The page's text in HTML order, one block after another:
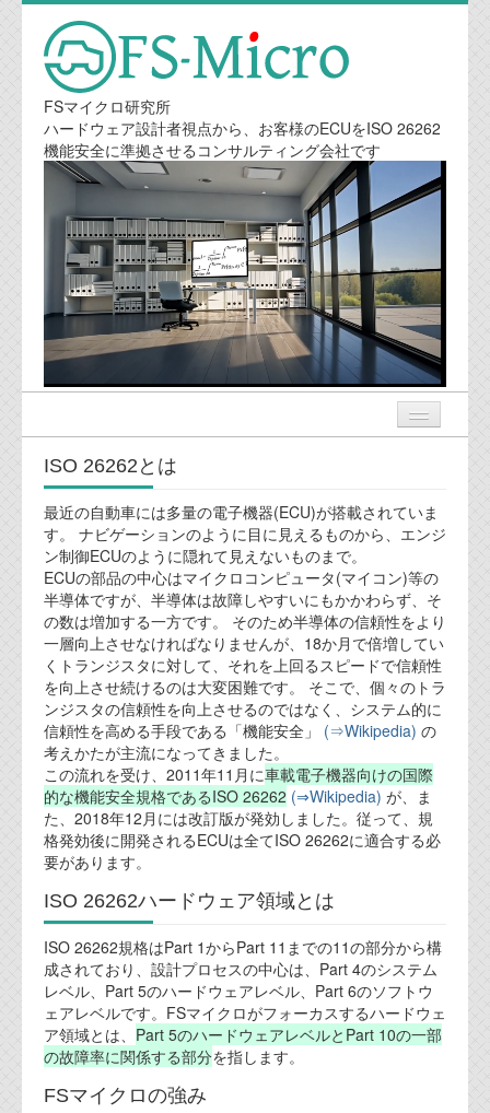
FSマイクロ研究所
ハードウェア設計者視点から、お客様のECUをISO 26262
機能安全に準拠させるコンサルティング会社です
ニュース
業務内容
機能安全コンサルティング
会社案内
会社概要
代表ご挨拶
オフィス
実績
ブログ
設計ブログ
テクノロジ
ISO 26262とは
最近の自動車には多量の電子機器(ECU)が搭載されていま
す。 ナビゲーションのように目に見えるものから、エンジ
ン制御ECUのように隠れて見えないものまで。
ECUの部品の中心はマイクロコンピュータ(マイコン)等の
半導体ですが、半導体は故障しやすいにもかかわらず、そ
の数は増加する一方です。 そのため半導体の信頼性をより
一層向上させなければなりませんが、18か月で倍増してい
くトランジスタに対して、それを上回るスピードで信頼性
を向上させ続けるのは大変困難です。 そこで、個々のトラ
ンジスタの信頼性を向上させるのではなく、システム的に
信頼性を高める手段である「機能安全」
(⇒Wikipedia) の
考えかたが主流になってきました。
この流れを受け、2011年11月に車載電子機器向けの国際
的な機能安全規格であるISO 26262 (⇒Wikipedia) が、ま
た、2018年12月には改訂版が発効しました。従って、規
格発効後に開発されるECUは全てISO 26262に適合する必
要があります。
ISO 26262ハードウェア領域とは
ISO 26262規格はPart 1からPart 11までの11の部分から構
成されており、設計プロセスの中心は、Part 4のシステム
レベル、Part 5のハードウェアレベル、Part 6のソフトウ
ェアレベルです。FSマイクロがフォーカスするハードウェ
ア領域とは、 Part 5のハードウェアレベルとPart 10の一部
の故障率に関係する部分を指します。
FSマイクロの強み